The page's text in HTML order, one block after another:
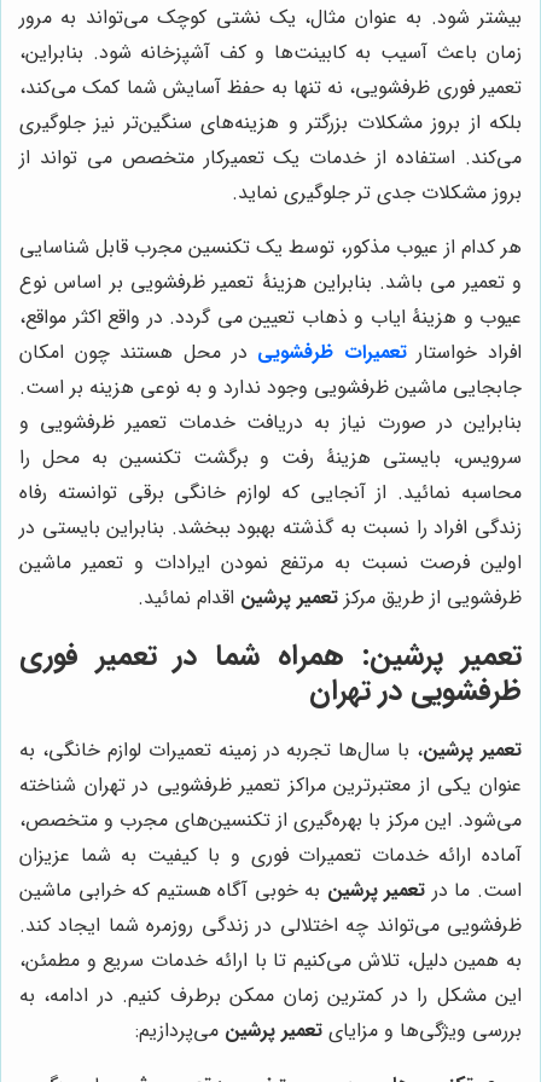
بیشتر شود. به عنوان مثال، یک نشتی کوچک می‌تواند به مرور
زمان باعث آسیب به کابینت‌ها و کف آشپزخانه شود. بنابراین،
تعمیر فوری ظرفشویی، نه تنها به حفظ آسایش شما کمک می‌کند،
بلکه از بروز مشکلات بزرگتر و هزینه‌های سنگین‌تر نیز جلوگیری
می‌کند. استفاده از خدمات یک تعمیرکار متخصص می تواند از
بروز مشکلات جدی تر جلوگیری نماید.
هر کدام از عیوب مذکور، توسط یک تکنسین مجرب قابل شناسایی
و تعمیر می باشد. بنابراین هزینۀ تعمیر ظرفشویی بر اساس نوع
عیوب و هزینۀ ایاب و ذهاب تعیین می گردد. در واقع اکثر مواقع،
افراد خواستارتعمیرات ظرفشویی در محل هستند چون امکان
جابجایی ماشین ظرفشویی وجود ندارد و به نوعی هزینه بر است.
بنابراین در صورت نیاز به دریافت خدمات تعمیر ظرفشویی و
سرویس، بایستی هزینۀ رفت و برگشت تکنسین به محل را
محاسبه نمائید. از آنجایی که لوازم خانگی برقی توانسته رفاه
زندگی افراد را نسبت به گذشته بهبود ببخشد. بنابراین بایستی در
اولین فرصت نسبت به مرتفع نمودن ایرادات و تعمیر ماشین
ظرفشویی از طریق مرکز تعمیر پرشین اقدام نمائید.
تعمیر پرشین: همراه شما در تعمیر فوری
ظرفشویی در تهران
تعمیر پرشین، با سال‌ها تجربه در زمینه تعمیرات لوازم خانگی، به
عنوان یکی از معتبرترین مراکز تعمیر ظرفشویی در تهران شناخته
می‌شود. این مرکز با بهره‌گیری از تکنسین‌های مجرب و متخصص،
آماده ارائه خدمات تعمیرات فوری و با کیفیت به شما عزیزان
است. ما در تعمیر پرشین به خوبی آگاه هستیم که خرابی ماشین
ظرفشویی می‌تواند چه اختلالی در زندگی روزمره شما ایجاد کند.
به همین دلیل، تلاش می‌کنیم تا با ارائه خدمات سریع و مطمئن،
این مشکل را در کمترین زمان ممکن برطرف کنیم. در ادامه، به
بررسی ویژگی‌ها و مزایای تعمیر پرشین می‌پردازیم: